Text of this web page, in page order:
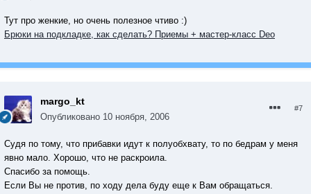
Тут про женкие, но очень полезное чтиво :)
Брюки на подкладке, как сделать? Приемы + мастер-класс Deo
margo_kt
Опубликовано 10 ноября, 2006
#7
Судя по тому, что прибавки идут к полуобхвату, то по бедрам у меня
явно мало. Хорошо, что не раскроила.
Спасибо за помощь.
Если Вы не против, по ходу дела буду еще к Вам обращаться.